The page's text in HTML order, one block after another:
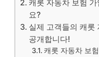
캐롯 자동차 보험
요?
실제 고객들의 캐롯
공개합니다!
캐롯 자동차 보